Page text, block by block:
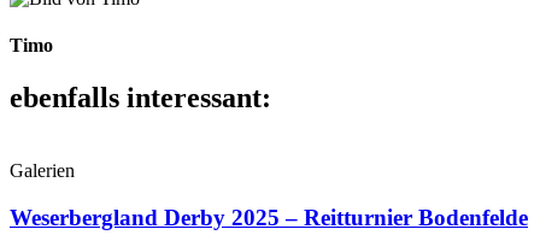
Timo
ebenfalls interessant:
Galerien
Weserbergland Derby 2025 – Reitturnier Bodenfelde